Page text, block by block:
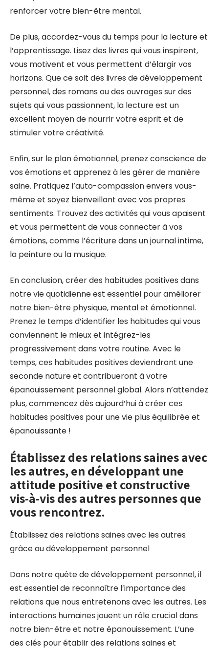
renforcer votre bien-être mental.
De plus, accordez-vous du temps pour la lecture et
l’apprentissage. Lisez des livres qui vous inspirent,
vous motivent et vous permettent d’élargir vos
horizons. Que ce soit des livres de développement
personnel, des romans ou des ouvrages sur des
sujets qui vous passionnent, la lecture est un
excellent moyen de nourrir votre esprit et de
stimuler votre créativité.
Enfin, sur le plan émotionnel, prenez conscience de
vos émotions et apprenez à les gérer de manière
saine. Pratiquez l’auto-compassion envers vous-
même et soyez bienveillant avec vos propres
sentiments. Trouvez des activités qui vous apaisent
et vous permettent de vous connecter à vos
émotions, comme l’écriture dans un journal intime,
la peinture ou la musique.
En conclusion, créer des habitudes positives dans
notre vie quotidienne est essentiel pour améliorer
notre bien-être physique, mental et émotionnel.
Prenez le temps d’identifier les habitudes qui vous
conviennent le mieux et intégrez-les
progressivement dans votre routine. Avec le
temps, ces habitudes positives deviendront une
seconde nature et contribueront à votre
épanouissement personnel global. Alors n’attendez
plus, commencez dès aujourd’hui à créer ces
habitudes positives pour une vie plus équilibrée et
épanouissante !
Établissez des relations saines avec
les autres, en développant une
attitude positive et constructive
vis-à-vis des autres personnes que
vous rencontrez.
Établissez des relations saines avec les autres
grâce au développement personnel
Dans notre quête de développement personnel, il
est essentiel de reconnaître l’importance des
relations que nous entretenons avec les autres. Les
interactions humaines jouent un rôle crucial dans
notre bien-être et notre épanouissement. L’une
des clés pour établir des relations saines et